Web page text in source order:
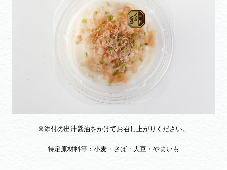
※添付の出汁醤油をかけてお召し上がりください。
特定原材料等：小麦・さば・大豆・やまいも